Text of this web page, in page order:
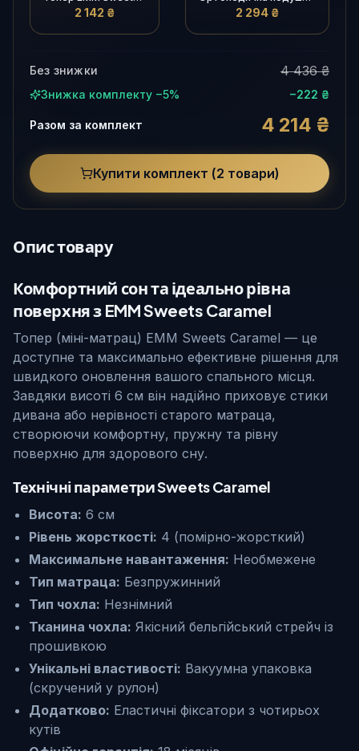
2 142 ₴ 2 294 ₴
Без знижки 4 436 ₴
Знижка комплекту −5% −222 ₴
Разом за комплект 4 214 ₴
Купити комплект (2 товари)
Опис товару
Комфортний сон та ідеально рівна
поверхня з EMM Sweets Caramel
Топер (міні-матрац) EMM Sweets Caramel — це
доступне та максимально ефективне рішення для
швидкого оновлення вашого спального місця.
Завдяки висоті 6 см він надійно приховує стики
дивана або нерівності старого матраца,
створюючи комфортну, пружну та рівну
поверхню для здорового сну.
Технічні параметри Sweets Caramel
Висота: 6 см
Рівень жорсткості: 4 (помірно-жорсткий)
Максимальне навантаження: Необмежене
Тип матраца: Безпружинний
Тип чохла: Незнімний
Тканина чохла: Якісний бельгійський стрейч із
прошивкою
Унікальні властивості: Вакуумна упаковка
(скручений у рулон)
Додатково: Еластичні фіксатори з чотирьох
кутів